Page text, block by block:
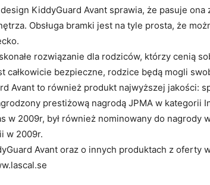
KiddyGuard Avant sprawia, że pasuje
Obsługa bramki jest na tyle prosta, że
rozwiązanie dla rodziców, którzy cenią
całkowicie bezpieczne, rodzice będą mogli
Avant to również produkt najwyższej jakości:
prestiżową nagrodą JPMA w kategorii
w 2009r, był również nominowany do nagrody
w 2009r.
Avant oraz o innych produktach z oferty